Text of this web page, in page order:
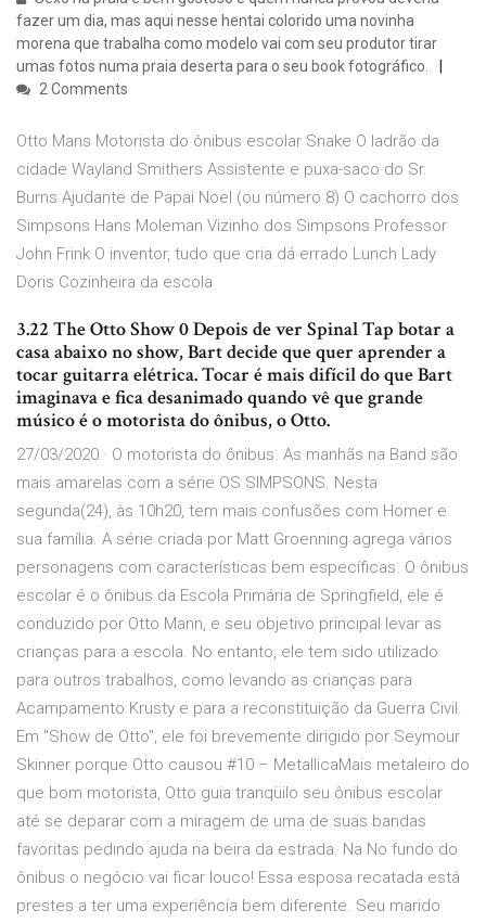
fazer um dia, mas aqui nesse hentai colorido uma novinha
morena que trabalha como modelo vai com seu produtor tirar
umas fotos numa praia deserta para o seu book fotográfico.
2 Comments
Otto Mans Motorista do ônibus escolar Snake O ladrão da
cidade Wayland Smithers Assistente e puxa-saco do Sr.
Burns Ajudante de Papai Noel (ou número 8) O cachorro dos
Simpsons Hans Moleman Vizinho dos Simpsons Professor
John Frink O inventor, tudo que cria dá errado Lunch Lady
Doris Cozinheira da escola
3.22 The Otto Show 0 Depois de ver Spinal Tap botar a
casa abaixo no show, Bart decide que quer aprender a
tocar guitarra elétrica. Tocar é mais difícil do que Bart
imaginava e fica desanimado quando vê que grande
músico é o motorista do ônibus, o Otto.
27/03/2020 · O motorista do ônibus. As manhãs na Band são
mais amarelas com a série OS SIMPSONS. Nesta
segunda(24), às 10h20, tem mais confusões com Homer e
sua família. A série criada por Matt Groenning agrega vários
personagens com características bem específicas. O ônibus
escolar é o ônibus da Escola Primária de Springfield, ele é
conduzido por Otto Mann, e seu objetivo principal levar as
crianças para a escola. No entanto, ele tem sido utilizado
para outros trabalhos, como levando as crianças para
Acampamento Krusty e para a reconstituição da Guerra Civil.
Em "Show de Otto", ele foi brevemente dirigido por Seymour
Skinner porque Otto causou #10 – MetallicaMais metaleiro do
que bom motorista, Otto guia tranqüilo seu ônibus escolar
até se deparar com a miragem de uma de suas bandas
favoritas pedindo ajuda na beira da estrada. Na No fundo do
ônibus o negócio vai ficar louco! Essa esposa recatada está
prestes a ter uma experiência bem diferente. Seu marido